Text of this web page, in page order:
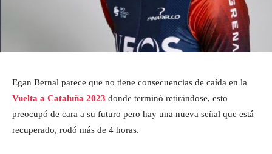
Egan Bernal parece que no tiene consecuencias de caída en la
Vuelta a Cataluña 2023 donde terminó retirándose, esto
preocupó de cara a su futuro pero hay una nueva señal que está
recuperado, rodó más de 4 horas.